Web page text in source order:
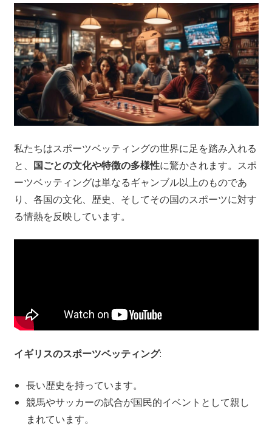
私たちはスポーツベッティングの世界に足を踏み入れる
と、 国ごとの文化や特徴の多様性に驚かされます。スポ
ーツベッティングは単なるギャンブル以上のものであ
り、各国の文化、歴史、そしてその国のスポーツに対す
る情熱を反映しています。
イギリスのスポーツベッティング:
長い歴史を持っています。
競馬やサッカーの試合が国民的イベントとして親し
まれています。